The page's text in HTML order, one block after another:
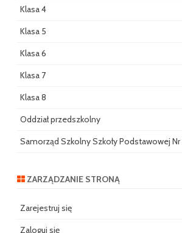
Klasa 4
Klasa 5
Klasa 6
Klasa 7
Klasa 8
Oddział przedszkolny
Samorząd Szkolny Szkoły Podstawowej
ZARZĄDZANIE STRONĄ
Zarejestruj się
Zaloguj się